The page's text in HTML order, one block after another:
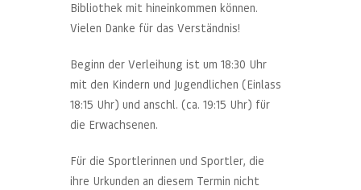
Bibliothek mit hineinkommen können.
Vielen Danke für das Verständnis!
Beginn der Verleihung ist um 18:30 Uhr
mit den Kindern und Jugendlichen (Einlass
18:15 Uhr) und anschl. (ca. 19:15 Uhr) für
die Erwachsenen.
Für die Sportlerinnen und Sportler, die
ihre Urkunden an diesem Termin nicht